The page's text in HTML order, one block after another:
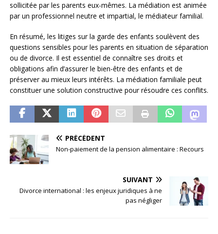
sollicitée par les parents eux-mêmes. La médiation est animée
par un professionnel neutre et impartial, le médiateur familial.
En résumé, les litiges sur la garde des enfants soulèvent des
questions sensibles pour les parents en situation de séparation
ou de divorce. Il est essentiel de connaître ses droits et
obligations afin d’assurer le bien-être des enfants et de
préserver au mieux leurs intérêts. La médiation familiale peut
constituer une solution constructive pour résoudre ces conflits.
PRÉCÉDENT
Non-paiement de la pension alimentaire : Recours
SUIVANT
Divorce international : les enjeux juridiques à ne
pas négliger